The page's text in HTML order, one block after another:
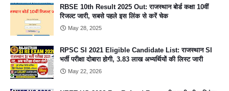
RBSE 10th Result 2025 Out: राजस्थान बोर्ड कक्षा 10वीं
रिजल्ट जारी, सबसे पहले इस लिंक से करें चेक
May 28, 2025
RPSC SI 2021 Eligible Candidate List: राजस्थान SI
भर्ती परीक्षा दोबारा होगी, 3.83 लाख अभ्यर्थियों की लिस्ट जारी
May 22, 2026